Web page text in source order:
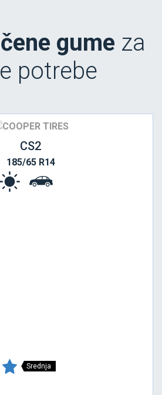
gume za
potrebe
CS2
185/65 R14
Srednja